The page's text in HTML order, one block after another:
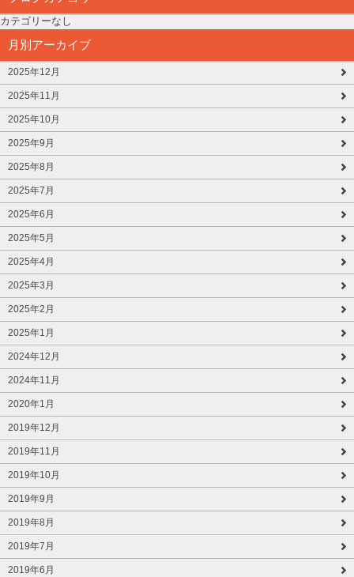
カテゴリーなし
月別アーカイブ
2025年12月
2025年11月
2025年10月
2025年9月
2025年8月
2025年7月
2025年6月
2025年5月
2025年4月
2025年3月
2025年2月
2025年1月
2024年12月
2024年11月
2020年1月
2019年12月
2019年11月
2019年10月
2019年9月
2019年8月
2019年7月
2019年6月